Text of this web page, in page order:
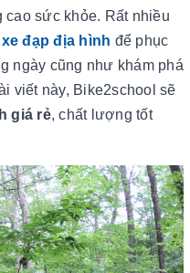
cao sức khỏe. Rất nhiều
xe đạp địa hình để phục
ngày cũng như khám phá
viết này, Bike2school sẽ
giá rẻ, chất lượng tốt